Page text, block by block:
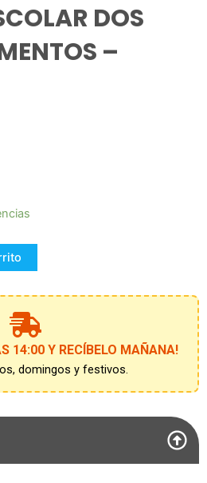
DOS
–
14:00 Y RECÍBELO MAÑANA!
domingos y festivos.